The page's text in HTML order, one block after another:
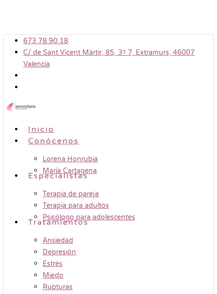
content673 78 90 18
C/ de Sant Vicent Màrtir, 85, 3º 7, Extramurs, 46007
Valencia
Menu
Inicio
Conócenos
Lorena Honrubia
María Cartagena
Especialistas
Terapia de pareja
Terapia para adultos
Psicólogo para adolescentes
Tratamientos
Ansiedad
Depresión
Estrés
Miedo
Rupturas